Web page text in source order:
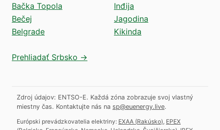
Bačka Topola
Bečej
Belgrade
Inđija
Jagodina
Kikinda
Prehliadať Srbsko →
Zdroj údajov: ENTSO-E. Každá zóna zobrazuje svoj vlastný
miestny čas. Kontaktujte nás na sp@euenergy.live.
Európski prevádzkovatelia elektriny: EXAA (Rakúsko) EPEX